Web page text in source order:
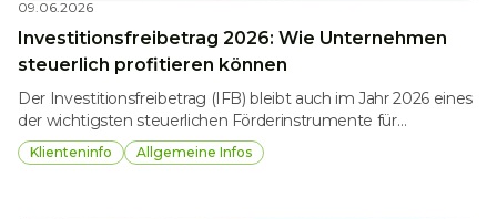
09.06.2026
Investitionsfreibetrag 2026: Wie Unternehmen
steuerlich profitieren können
Der Investitionsfreibetrag (IFB) bleibt auch im Jahr 2026 eines
der wichtigsten steuerlichen Förderinstrumente für
österreichische Unternehmen. Ziel der Regelung ist es,
betriebliche Investitionen attraktiver zu machen und
Klienteninfo Allgemeine Infos